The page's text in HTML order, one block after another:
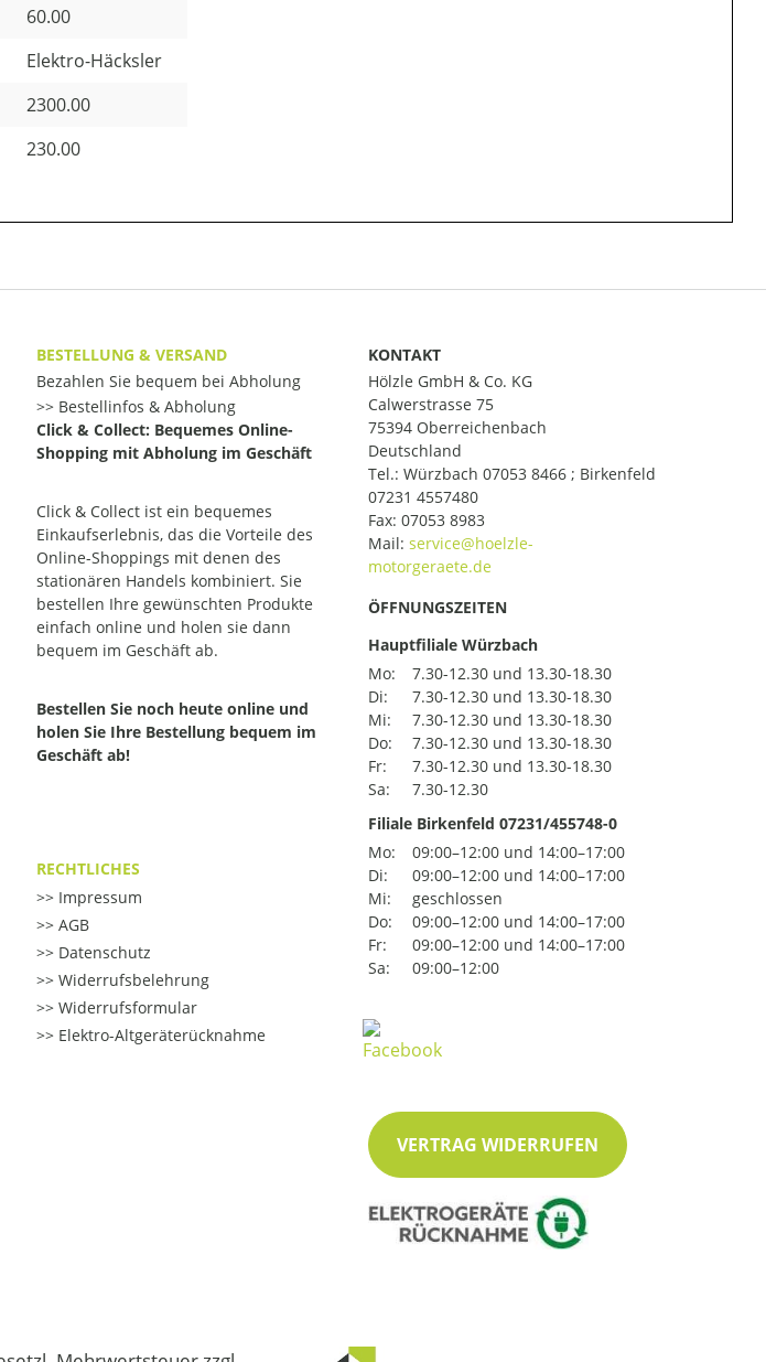
60.00
Elektro-Häcksler
2300.00
230.00
BESTELLUNG & VERSAND
Bezahlen Sie bequem bei Abholung
Bestellinfos & Abholung
Click & Collect: Bequemes Online-
Shopping mit Abholung im Geschäft
Click & Collect ist ein bequemes
Einkaufserlebnis, das die Vorteile des
Online-Shoppings mit denen des
stationären Handels kombiniert. Sie
bestellen Ihre gewünschten Produkte
einfach online und holen sie dann
bequem im Geschäft ab.
Bestellen Sie noch heute online und
holen Sie Ihre Bestellung bequem im
Geschäft ab!
RECHTLICHES
Impressum
AGB
Datenschutz
Widerrufsbelehrung
Widerrufsformular
Elektro-Altgeräterücknahme
KONTAKT
Hölzle GmbH & Co. KG
Calwerstrasse 75
75394 Oberreichenbach
Deutschland
Tel.: Würzbach 07053 8466 ; Birkenfeld
07231 4557480
Fax: 07053 8983
Mail:
ÖFFNUNGSZEITEN
Hauptfiliale Würzbach
Mo:
7.30-12.30 und 13.30-18.30
Di:
7.30-12.30 und 13.30-18.30
Mi:
7.30-12.30 und 13.30-18.30
Do:
7.30-12.30 und 13.30-18.30
Fr:
7.30-12.30 und 13.30-18.30
Sa:
7.30-12.30
Filiale Birkenfeld 07231/455748-0
Mo:
09:00–12:00 und 14:00–17:00
Di:
09:00–12:00 und 14:00–17:00
Mi:
geschlossen
Do:
09:00–12:00 und 14:00–17:00
Fr:
09:00–12:00 und 14:00–17:00
Sa:
09:00–12:00
VERTRAG WIDERRUFEN